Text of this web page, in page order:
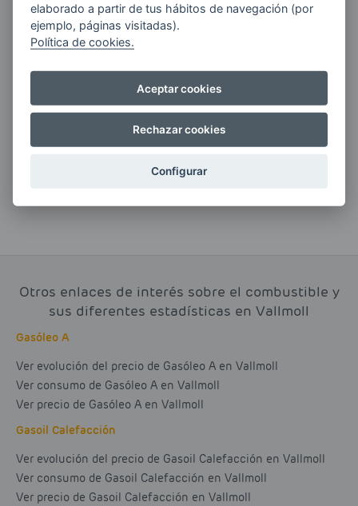
Si tienes alguna duda durante el
pedido escríbenos a:
contacto@clickgasoil.com
Otros enlaces de interés sobre el combustible y
sus diferentes estadísticas en Vallmoll
Gasóleo A
Ver evolución del precio de Gasóleo A en Vallmoll
Ver consumo de Gasóleo A en Vallmoll
Ver precio de Gasóleo A en Vallmoll
Gasoil Calefacción
Ver evolución del precio de Gasoil Calefacción en Vallmoll
Ver consumo de Gasoil Calefacción en Vallmoll
Ver precio de Gasoil Calefacción en Vallmoll
elaborado a partir de tus hábitos de navegación (por
ejemplo, páginas visitadas).
Política de cookies.
Aceptar cookies
Rechazar cookies
Configurar